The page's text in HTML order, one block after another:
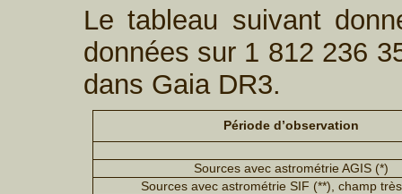
Le tableau suivant
données sur 1 812 236
dans Gaia DR3.
Période d’observation
Sources avec astrométrie AGIS (*)
Sources avec astrométrie SIF (**), champ